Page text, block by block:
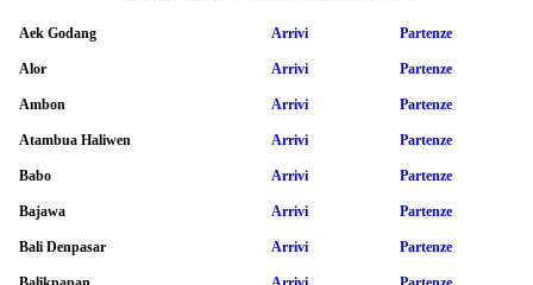
Aek Godang Arrivi Partenze
Alor Arrivi Partenze
Ambon Arrivi Partenze
Atambua Haliwen Arrivi Partenze
Babo Arrivi Partenze
Bajawa Arrivi Partenze
Bali Denpasar Arrivi Partenze